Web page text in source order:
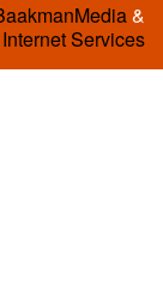
&
Services